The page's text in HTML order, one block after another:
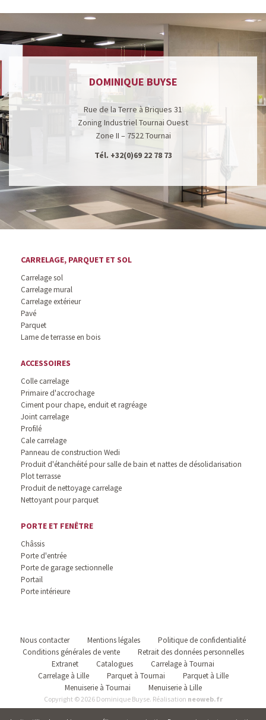
DOMINIQUE BUYSE
Rue de la Terre à Briques 31
Zoning Industriel Tournai Ouest
Zone II – 7522 Tournai
Tél. +32(0)69 22 78 73
CARRELAGE, PARQUET ET SOL
Carrelage sol
Carrelage mural
Carrelage extérieur
Pavé
Parquet
Lame de terrasse en bois
ACCESSOIRES
Colle carrelage
Primaire d'accrochage
Ciment pour chape, enduit et ragréage
Joint carrelage
Profilé
Cale carrelage
Panneau de construction Wedi
Produit d'étanchéité pour salle de bain et nattes de désolidarisation
Plot terrasse
Produit de nettoyage carrelage
Nettoyant pour parquet
PORTE ET FENÊTRE
Châssis
Porte d'entrée
Porte de garage sectionnelle
Portail
Porte intérieure
Nous contacter Mentions légales
Politique de confidentialité
Conditions générales de vente
Retrait des données personnelles
Extranet
Catalogues
Carrelage à Tournai
Carrelage à Lille
Parquet à Tournai
Parquet à Lille
Menuiserie à Tournai
Menuiserie à Lille
Copyright © 2026 Dominique Buyse. Réalisation neoweb.fr